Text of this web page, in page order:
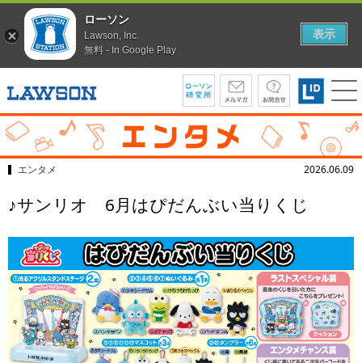
エンタメ 2026.06.09
♪サンリオ 6月はぴだんぶい当りくじ
ローソン
Lawson, Inc.
無料 - In Google Play
表示